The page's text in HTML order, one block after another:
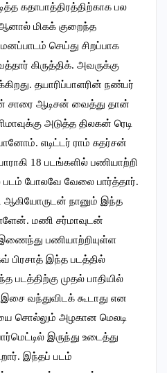
கதாபாத்திரத்திற்காக பல
மிகக் குறைந்த
செய்து சிறப்பாக
கிருத்திக். அவருக்கு
தயாரிப்பாளரின் நண்பர்
சாரை ஆடிசன் வைத்து தான்
அடுத்த திலகன் ரெடி
எடிட்டர் ராம் சுதர்சன்
18 படங்களில் பணியாற்றி
படம் போலவே வேலை பார்த்தார்.
ஆகியோருடன் நானும் இந்த
மணி சர்மாவுடன்
பணியாற்றியுள்ள
பிரசாத் இந்த படத்தில்
படத்திற்கு முதல் பாதியில்
வந்துவிடக் கூடாது என
சொல்லும் அழகான மெலடி
இருந்து உடைத்து
இந்தப் படம்